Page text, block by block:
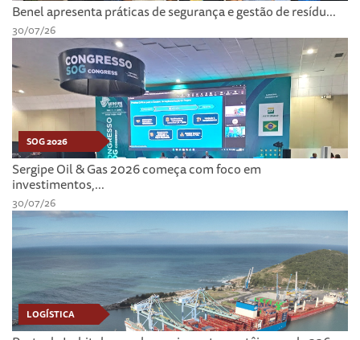
Benel apresenta práticas de segurança e gestão de resídu...
30/07/26
SOG 2026
Sergipe Oil & Gas 2026 começa com foco em
investimentos,...
30/07/26
LOGÍSTICA